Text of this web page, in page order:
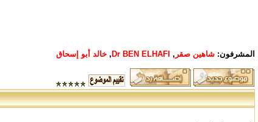
المشرفون: شاهين صقر ,
Dr BEN ELHAFI
, خالد أبو إسحاق